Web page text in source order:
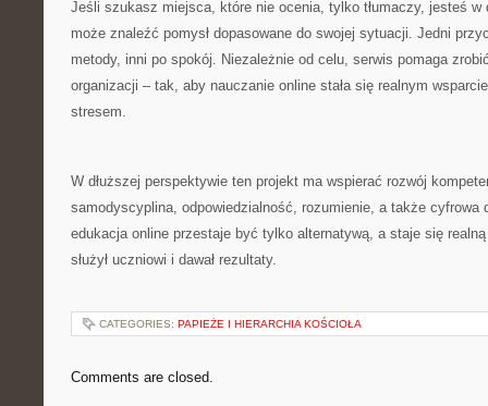
Jeśli szukasz miejsca, które nie ocenia, tylko tłumaczy, jesteś w
może znaleźć pomysł dopasowane do swojej sytuacji. Jedni
metody, inni po spokój. Niezależnie od celu, serwis pomaga
organizacji – tak, aby nauczanie online stała się realnym
stresem.
W dłuższej perspektywie ten projekt ma wspierać rozwój
samodyscyplina, odpowiedzialność, rozumienie, a także cyfrowa
edukacja online przestaje być tylko alternatywą, a staje się
służył uczniowi i dawał rezultaty.
CATEGORIES: PAPIEŻE I HIERARCHIA KOŚCIOŁA
Comments are closed.